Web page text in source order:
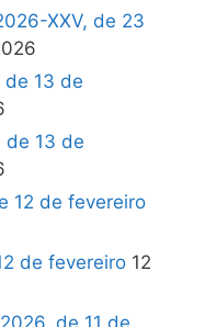
XXV, de 23
de 13 de
de 13 de
12 de fevereiro
de fevereiro 12
de 11 de